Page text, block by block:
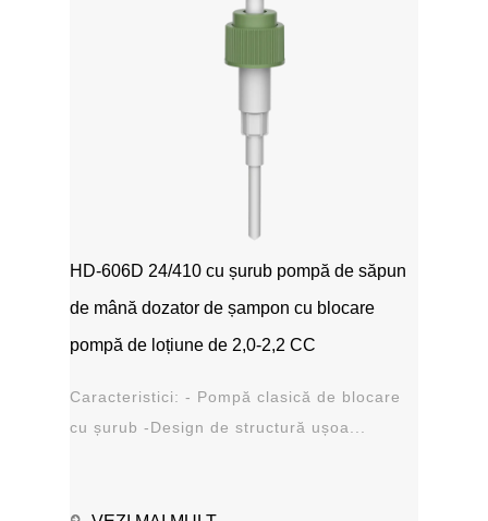
HD-606D 24/410 cu șurub pompă de săpun
de mână dozator de șampon cu blocare
pompă de loțiune de 2,0-2,2 CC
Caracteristici: - Pompă clasică de blocare
cu șurub -Design de structură ușoa...